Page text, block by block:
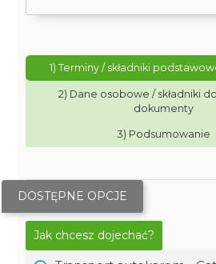
1) Terminy / składniki
2) Dane osobowe / składniki
dokumenty
3) Podsumowanie
DOSTĘPNE OPCJE
Jak chcesz dojechać?